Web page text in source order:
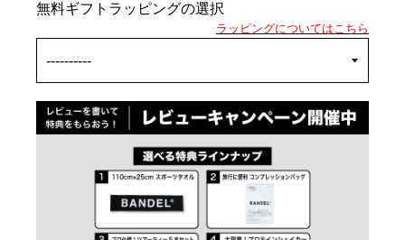
無料ギフトラッピングの選択
ラッピングについてはこちら